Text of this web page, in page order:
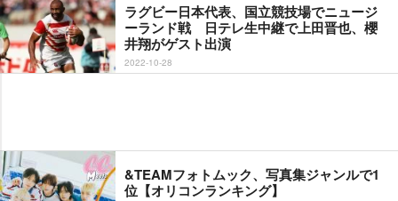
ラグビー日本代表、国立競技場でニュージ
ーランド戦 日テレ生中継で上田晋也、櫻
井翔がゲスト出演
2022-10-28
&TEAMフォトムック、写真集ジャンルで1
位【オリコンランキング】